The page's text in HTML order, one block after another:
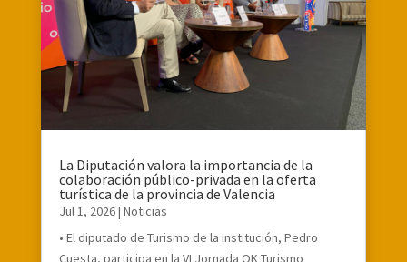
La Diputación valora la importancia de la
colaboración público-privada en la oferta
turística de la provincia de Valencia
Jul 1, 2026| Noticias
• El diputado de Turismo de la institución, Pedro
Cuesta, participa en la VI Jornada OK Turismo